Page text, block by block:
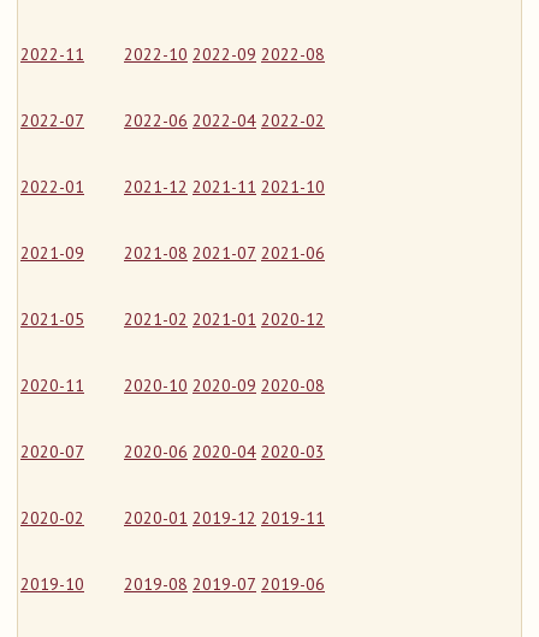
2022-11 2022-10 2022-09 2022-08
2022-07 2022-06 2022-04 2022-02
2022-01 2021-12 2021-11 2021-10
2021-09 2021-08 2021-07 2021-06
2021-05 2021-02 2021-01 2020-12
2020-11 2020-10 2020-09 2020-08
2020-07 2020-06 2020-04 2020-03
2020-02 2020-01 2019-12 2019-11
2019-10 2019-08 2019-07 2019-06